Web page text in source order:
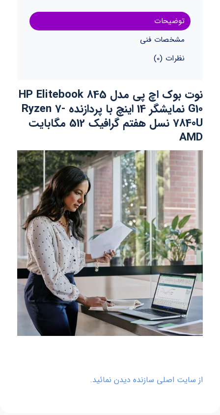
توضیحات
مشخصات فنی
نظرات (0)
نوت بوک اچ پی مدل HP Elitebook 845
G10 نمایشگر 14 اینچ با پردازنده Ryzen 7-
7840U نسل هفتم گرافیک 512 مگابایت
AMD
از سایت اصلی سازنده دیدن نمائید.